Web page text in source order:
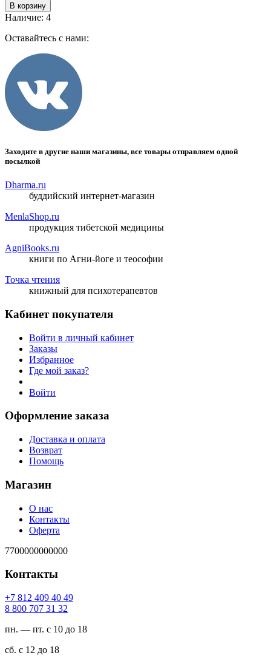
В корзину
Наличие: 4
Оставайтесь с нами:
Заходите в другие наши магазины, все товары отправляем одной
посылкой
Dharma.ru
буддийский интернет-магазин
MenlaShop.ru
продукция тибетской медицины
AgniBooks.ru
книги по Агни-йоге и теософии
Точка чтения
книжный для психотерапевтов
Кабинет покупателя
Войти в личный кабинет
Заказы
Избранное
Где мой заказ?
Войти
Оформление заказа
Доставка и оплата
Возврат
Помощь
Магазин
О нас
Контакты
Оферта
7700000000000
Контакты
94 04 904 218 7+
23 13 707 008 8
пн. — пт. с 10 до 18
сб. с 12 до 18